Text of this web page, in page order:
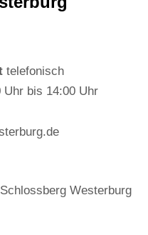
telefonisch
Uhr bis 14:00 Uhr
Westerburg